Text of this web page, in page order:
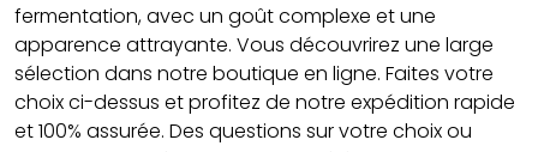
fermentation, avec un goût complexe et une
apparence attrayante. Vous découvrirez une large
sélection dans notre boutique en ligne. Faites votre
choix ci-dessus et profitez de notre expédition rapide
et 100% assurée. Des questions sur votre choix ou